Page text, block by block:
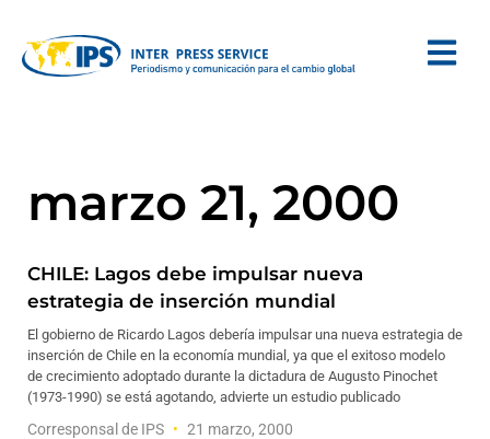
marzo 21, 2000
CHILE: Lagos debe impulsar nueva
estrategia de inserción mundial
El gobierno de Ricardo Lagos debería impulsar una nueva estrategia de
inserción de Chile en la economía mundial, ya que el exitoso modelo
de crecimiento adoptado durante la dictadura de Augusto Pinochet
(1973-1990) se está agotando, advierte un estudio publicado
Corresponsal de IPS 21 marzo, 2000